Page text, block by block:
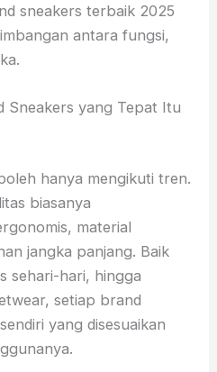
sneakers terbaik 2025
antara fungsi,
Sneakers yang Tepat Itu
hanya mengikuti tren.
biasanya
material
jangka panjang. Baik
sehari-hari, hingga
setiap brand
yang disesuaikan